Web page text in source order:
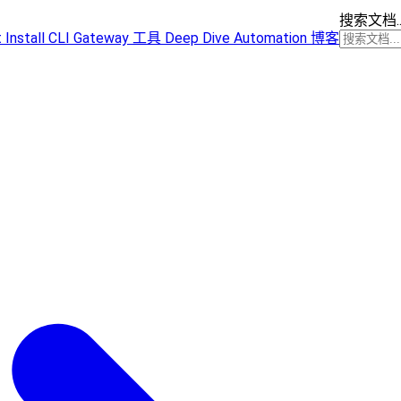
Install CLI Gateway 工具 Deep Dive Automation 博客
搜索文档